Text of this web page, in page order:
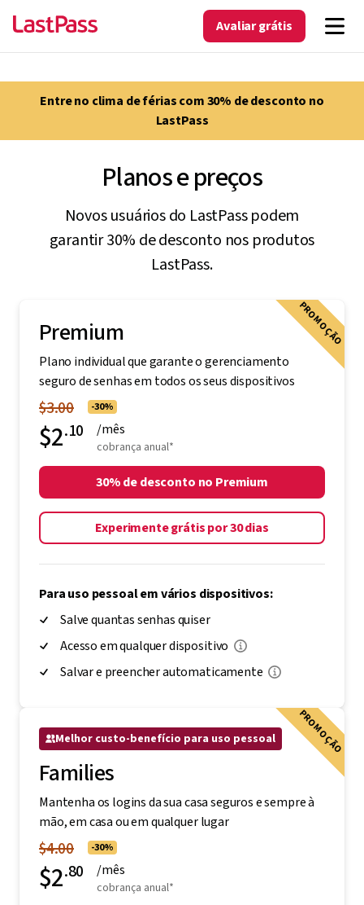
Avaliar grátis
Entre no clima de férias com 30% de desconto no
LastPass
Planos e preços
Novos usuários do LastPass podem
garantir 30% de desconto nos produtos
LastPass.
PROMOÇÃO
Premium
Plano individual que garante o gerenciamento
seguro de senhas em todos os seus dispositivos
$3.00 -30%
$2.10 /mês
cobrança anual*
30% de desconto no Premium
Experimente grátis por 30 dias
Para uso pessoal em vários dispositivos:
Salve quantas senhas quiser
Acesso em qualquer dispositivo
Salvar e preencher automaticamente
PROMOÇÃO
Melhor custo-benefício para uso pessoal
Families
Mantenha os logins da sua casa seguros e sempre à
mão, em casa ou em qualquer lugar
$4.00 -30%
$2.80 /mês
cobrança anual*